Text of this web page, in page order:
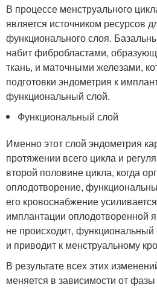
В процессе менструального
является источником ресурсов
функционального слоя.
набит фибробластами,
ткань, и маточными железами,
подготовки эндометрия к
функциональный слой.
Функциональный слой
Именно этот слой эндометрия
протяжении всего цикла и
второй половине цикла, когда
оплодотворение,
его кровоснабжение
имплантации оплодотворенной
не происходит, функциональный
и приводит к менструальному
В результате всех этих
меняется в зависимости от